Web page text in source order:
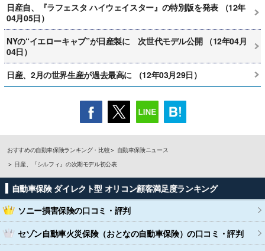
日産自、『ラフェスタ ハイウェイスター』の特別版を発表 （12年
04月05日）
NYの“イエローキャブ”が日産製に 次世代モデル公開 （12年04月
04日）
日産、2月の世界生産が過去最高に （12年03月29日）
おすすめの自動車保険ランキング・比較
自動車保険ニュース
日産、『シルフィ』の次期モデル初公表
自動車保険 ダイレクト型 オリコン顧客満足度ランキング
ソニー損害保険の口コミ・評判
セゾン自動車火災保険（おとなの自動車保険）の口コミ・評判